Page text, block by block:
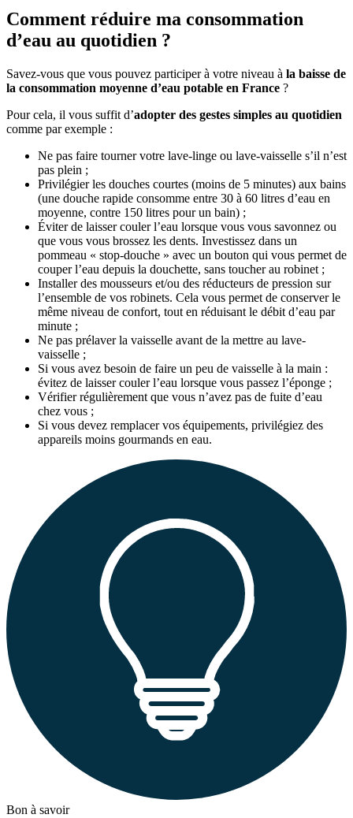
Comment réduire ma consommation
d’eau au quotidien ?
Savez-vous que vous pouvez participer à votre niveau à la baisse de
la consommation moyenne d’eau potable en France ?
Pour cela, il vous suffit d’adopter des gestes simples au quotidien
comme par exemple :
Ne pas faire tourner votre lave-linge ou lave-vaisselle s’il n’est
pas plein ;
Privilégier les douches courtes (moins de 5 minutes) aux bains
(une douche rapide consomme entre 30 à 60 litres d’eau en
moyenne, contre 150 litres pour un bain) ;
Éviter de laisser couler l’eau lorsque vous vous savonnez ou
que vous vous brossez les dents. Investissez dans un
pommeau « stop-douche » avec un bouton qui vous permet de
couper l’eau depuis la douchette, sans toucher au robinet ;
Installer des mousseurs et/ou des réducteurs de pression sur
l’ensemble de vos robinets. Cela vous permet de conserver le
même niveau de confort, tout en réduisant le débit d’eau par
minute ;
Ne pas prélaver la vaisselle avant de la mettre au lave-
vaisselle ;
Si vous avez besoin de faire un peu de vaisselle à la main :
évitez de laisser couler l’eau lorsque vous passez l’éponge ;
Vérifier régulièrement que vous n’avez pas de fuite d’eau
chez vous ;
Si vous devez remplacer vos équipements, privilégiez des
appareils moins gourmands en eau.
Bon à savoir